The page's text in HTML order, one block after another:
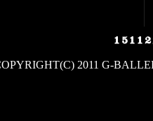
2011 G-